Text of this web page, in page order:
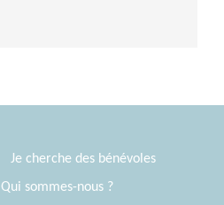
Je cherche des bénévoles
Qui sommes-nous ?